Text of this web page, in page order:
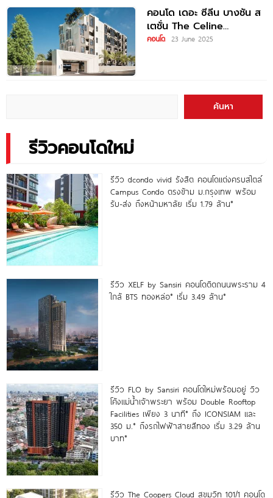
คอนโด เดอะ ซีลีน บางชัน ส
เตชั่น The Celine
Bangchan Station ใกล้
คอนโด 23 June 2025
ค้นหา
รีวิวคอนโดใหม่
รีวิว dcondo vivid รังสิต คอนโดแต่งครบสไตล์
Campus Condo ตรงข้าม ม.กรุงเทพ พร้อม
รับ-ส่ง ถึงหน้ามหาลัย เริ่ม 1.79 ล้าน*
รีวิว XELF by Sansiri คอนโดติดถนนพระราม 4
ใกล้ BTS ทองหล่อ* เริ่ม 3.49 ล้าน*
รีวิว FLO by Sansiri คอนโดใหม่พร้อมอยู่ วิว
โค้งแม่น้ำเจ้าพระยา พร้อม Double Rooftop
Facilities เพียง 3 นาที* ถึง ICONSIAM และ
350 ม.* ถึงรถไฟฟ้าสายสีทอง เริ่ม 3.29 ล้าน
บาท*
รีวิว The Coopers Cloud สุขุมวิท 101/1 คอนโด